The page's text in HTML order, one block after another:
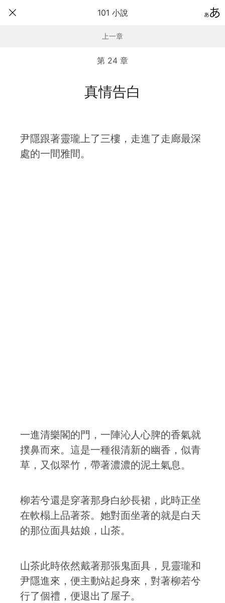
101 小說
上一章
第 24 章
真情告白
尹隱跟著靈瓏上了三樓，走進了走廊最深
處的一間雅間。
一進清樂閣的門，一陣沁人心脾的香氣就
撲鼻而來。這是一種很清新的幽香，似青
草，又似翠竹，帶著濃濃的泥土氣息。
柳若兮還是穿著那身白紗長裙，此時正坐
在軟榻上品著茶。她對面坐著的就是白天
的那位面具姑娘，山茶。
山茶此時依然戴著那張鬼面具，見靈瓏和
尹隱進來，便主動站起身來，對著柳若兮
行了個禮，便退出了屋子。